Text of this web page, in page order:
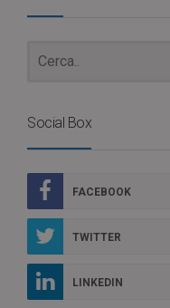
Social Box
FACEBOOK
TWITTER
LINKEDIN